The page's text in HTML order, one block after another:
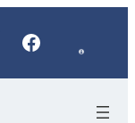
Facebook